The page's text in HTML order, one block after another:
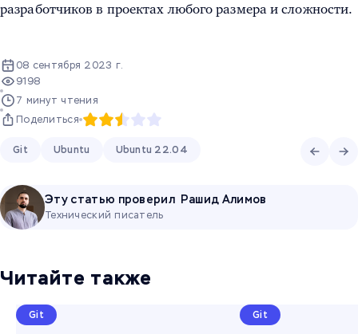
разработчиков в проектах любого размера и сложности.
08 сентября 2023 г.
9198
7 минут чтения
Поделиться
Git Ubuntu Ubuntu 22.04
Эту статью проверил Рашид Алимов
Технический писатель
Читайте также
Git Git